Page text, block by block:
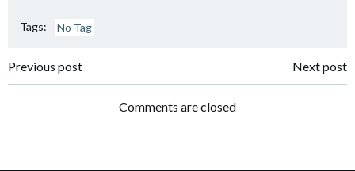
Tags: No Tag
Post
navigation
Previous post
navigation
Next post
Comments are closed